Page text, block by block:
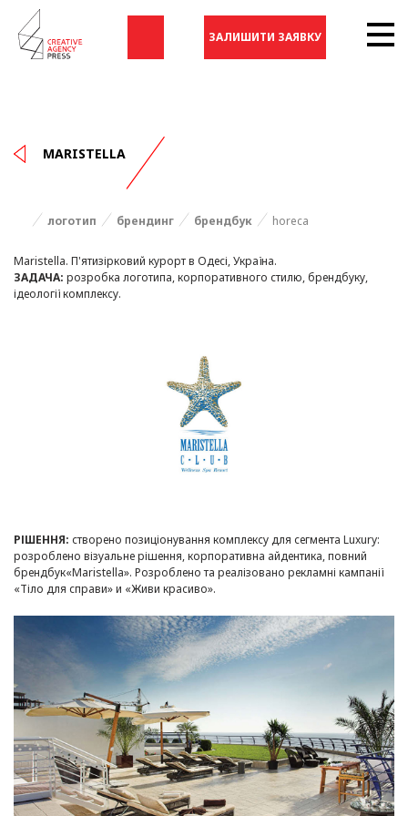
ЗАЛИШИТИ ЗАЯВКУ
MARISTELLA
логотип брендинг брендбук horeca
Maristella. П'ятизірковий курорт в Одесі, Україна.
ЗАДАЧА: розробка логотипа, корпоративного стилю, брендбуку,
ідеології комплексу.
РІШЕННЯ: створено позиціонування комплексу для сегмента Luxury:
розроблено візуальне рішення, корпоративна айдентика, повний
брендбук«Maristella». Розроблено та реалізовано рекламні кампанії
«Тіло для справи» и «Живи красиво».